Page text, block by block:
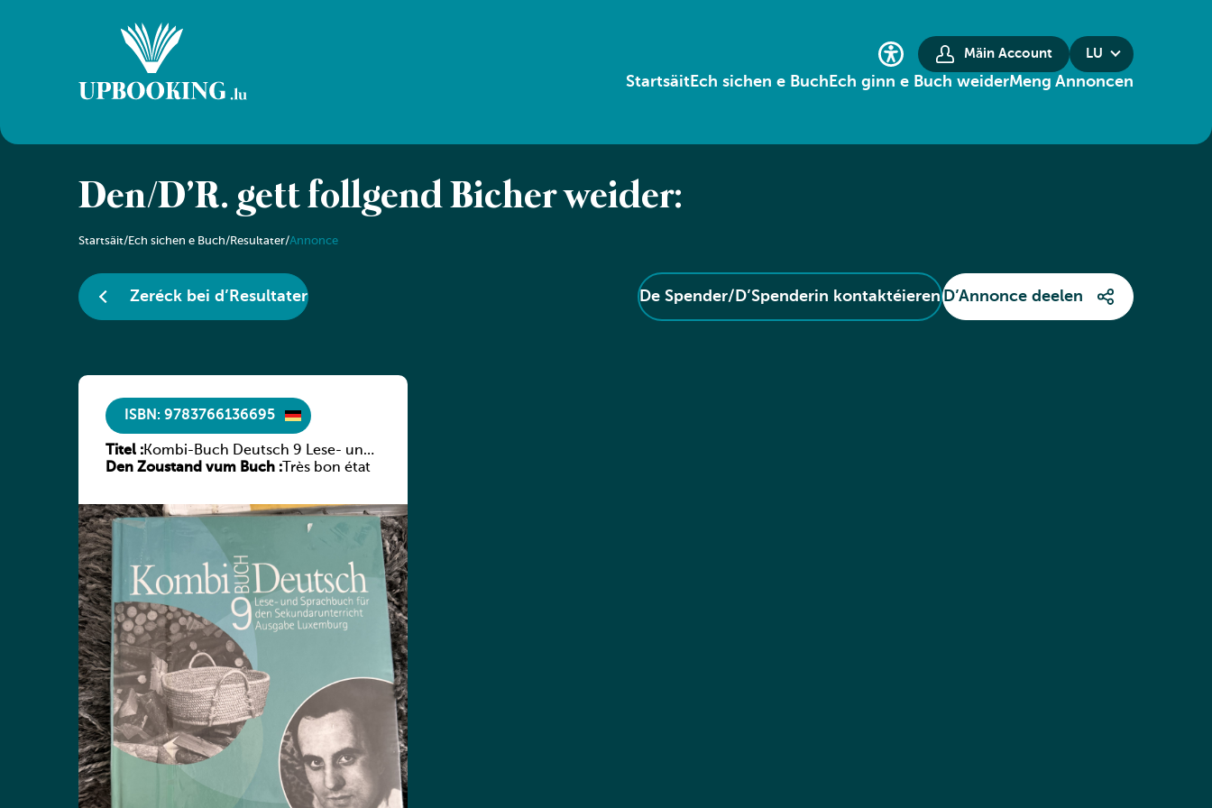
Mäin Account LU
StartsäitEch sichen e Buch Ech ginn e Buch weiderMeng Annoncen
Den/D’R. gëtt follgend Bicher weider:
Startsäit/Ech sichen e Buch/Resultater/Annonce
Zeréck bei d’Resultater De Spender/D’Spenderin kontaktéieren D’Annonce deelen
ISBN: 9783766136695
Titel :Kombi-Buch Deutsch 9 Lese- und
Sprachbuch
Den Zoustand vum Buch : Très bon état